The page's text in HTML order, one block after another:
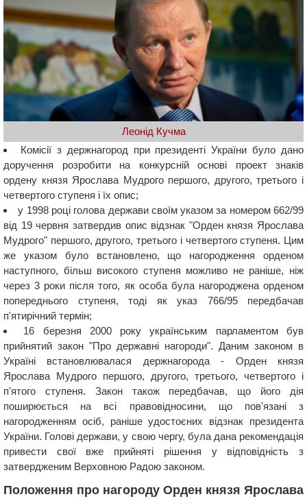
Леонід Кучма
Комісії з держнагород при президенті України було дано
доручення розробити на конкурсній основі проект знаків
ордену князя Ярослава Мудрого першого, другого, третього і
четвертого ступеня і їх опис;
у 1998 році голова держави своїм указом за номером 662/99
від 19 червня затвердив опис відзнак "Орден князя Ярослава
Мудрого" першого, другого, третього і четвертого ступеня. Цим
же указом було встановлено, що нагородження орденом
наступного, більш високого ступеня можливо не раніше, ніж
через 3 роки після того, як особа була нагороджена орденом
попереднього ступеня, тоді як указ 766/95 передбачав
п'ятирічний термін;
16 березня 2000 року українським парламентом був
прийнятий закон "Про державні нагороди". Даним законом в
Україні встановлювалася держнагорода - Орден князя
Ярослава Мудрого першого, другого, третього, четвертого і
п'ятого ступеня. Закон також передбачав, що його дія
поширюється на всі правовідносини, що пов'язані з
нагородженням осіб, раніше удостоєних відзнак президента
України. Голові держави, у свою чергу, була дана рекомендація
привести свої вже прийняті рішення у відповідність з
затвердженим Верховною Радою законом.
Положення про нагороду Орден князя Ярослава